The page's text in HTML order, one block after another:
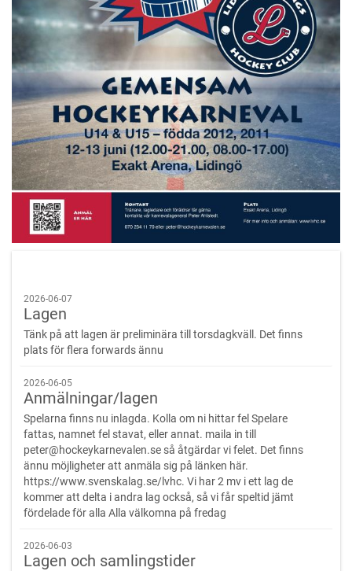
2026-06-07
Lagen
Tänk på att lagen är preliminära till torsdagkväll. Det finns
plats för flera forwards ännu
2026-06-05
Anmälningar/lagen
Spelarna finns nu inlagda. Kolla om ni hittar fel Spelare
fattas, namnet fel stavat, eller annat. maila in till
peter@hockeykarnevalen.se så åtgärdar vi felet. Det finns
ännu möjligheter att anmäla sig på länken här.
https://www.svenskalag.se/lvhc. Vi har 2 mv i ett lag de
kommer att delta i andra lag också, så vi får speltid jämt
fördelade för alla Alla välkomna på fredag
2026-06-03
Lagen och samlingstider